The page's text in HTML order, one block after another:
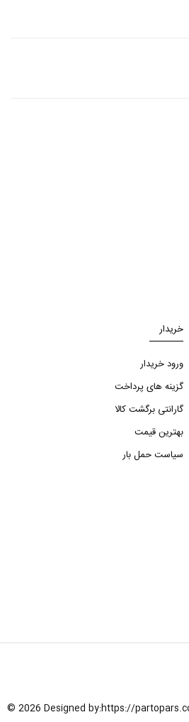
خریدار
ورود خریدار
گزینه های پرداخت
گارانتی برگشت کالا
بهترین قیمت
سیاست حمل بار
© 2026 Designed by:https://